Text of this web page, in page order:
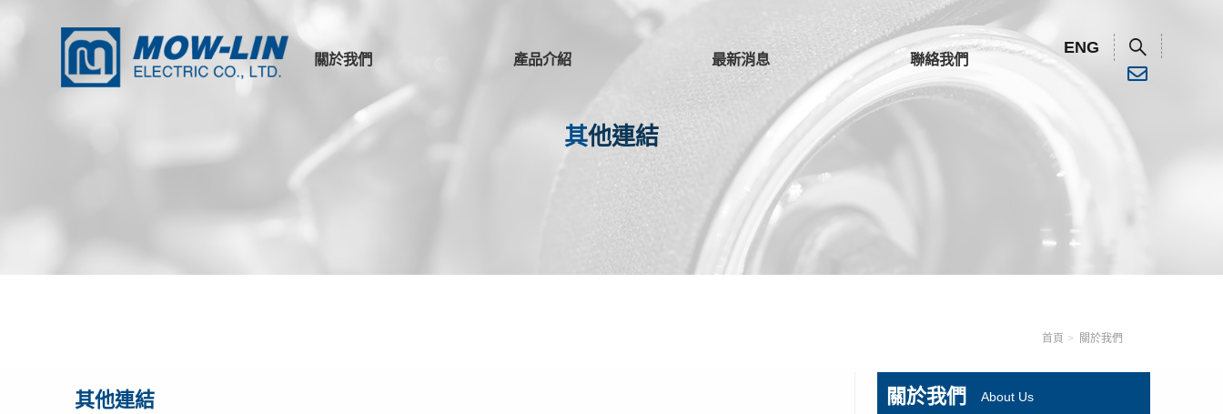
關於我們
公司簡介
相關證書
產品介紹
本田引擎系列 可攜式發電機
塑膠幫浦
電焊發電機
割草機
可攜式發電機
汙水幫浦
電焊發電機
可攜式發電機
割草機
可攜式發電機 本田引擎系列
最新消息 聯絡我們
ENG
其他連結
首頁 關於我們
其他連結 關於我們 About Us